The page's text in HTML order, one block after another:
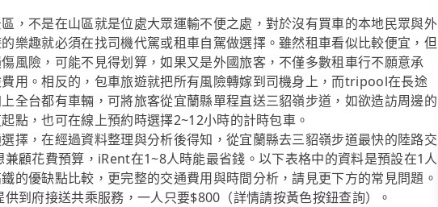
，不是在山區就是位處大眾運輸不便之處，對於沒有買車的本地民眾與外
樂趣就必須在找司機代駕或租車自駕做選擇。雖然租車看似比較便宜，但
風險，可能不見得划算，如果又是外國旅客，不僅多數租車行不願意承
用。相反的，包車旅遊就把所有風險轉嫁到司機身上，而tripool在長途
全台都有車輛，可將旅客從宜蘭縣單程直送三貂嶺步道，如欲造訪周邊的
點，也可在線上預約時選擇2~12小時的計時包車。
擇，在經過資料整理與分析後得知，從宜蘭縣去三貂嶺步道最快的陸路交
顧花費預算，iRent在1~8人時能最省錢。以下表格中的資料是預設在1人
的優缺點比較，更完整的交通費用與時間分析，請見更下方的常見問題。
到府接送共乘服務，一人只要$800（詳情請按黃色按鈕查詢）。